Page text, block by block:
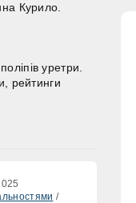
Курило.
уретри.
рейтинги
/